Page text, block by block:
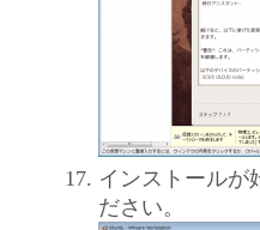
インストールが
ださい。